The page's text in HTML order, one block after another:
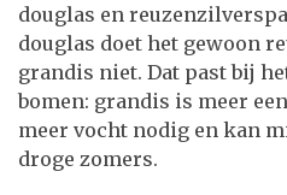
douglas en
douglas doet het gewoon
grandis niet. Dat past bij
bomen: grandis is meer
meer vocht nodig en kan
droge zomers.